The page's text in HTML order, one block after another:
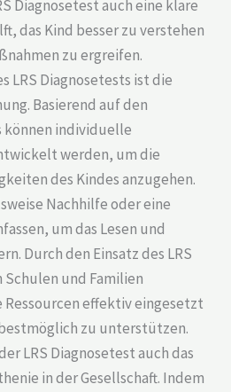
Diagnosetest auch eine klare
das Kind besser zu verstehen
zu ergreifen.
LRS Diagnosetests ist die
Basierend auf den
können individuelle
werden, um die
des Kindes anzugehen.
Nachhilfe oder eine
um das Lesen und
Durch den Einsatz des LRS
und Familien
Ressourcen effektiv eingesetzt
zu unterstützen.
LRS Diagnosetest auch das
in der Gesellschaft. Indem